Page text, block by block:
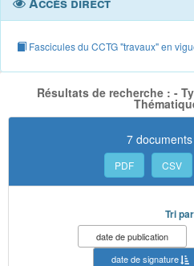
Fascicules du CCTG "travaux" en
Résultats de recherche : -
7
PDF CSV
Tri par
date de publication
date de signature